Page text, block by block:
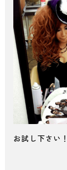
お試し下さい！